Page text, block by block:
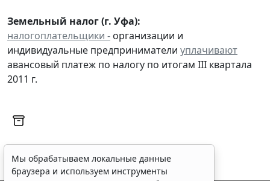
Земельный налог (г. Уфа):
налогоплательщики - организации и
индивидуальные предприниматели уплачивают
авансовый платеж по налогу по итогам III квартала
2011 г.
Мы обрабатываем локальные данные
браузера и используем инструменты